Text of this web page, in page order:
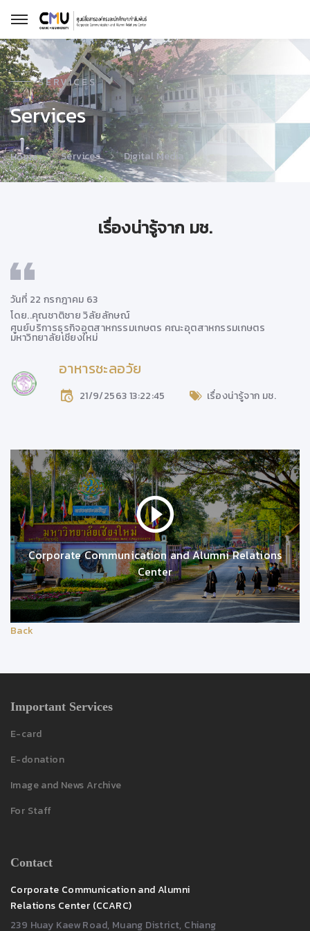
SERVICES
Services
Home Services Digital Media
เรื่องน่ารู้จาก มช.
วันที่ 22 กรกฎาคม 63
โดย..คุณชาติชาย วิลัยลักษณ์
ศูนย์บริการธุรกิจอุตสาหกรรมเกษตร คณะอุตสาหกรรมเกษตร
มหาวิทยาลัยเชียงใหม่
อาหารชะลอวัย
21/9/2563 13:22:45 เรื่องน่ารู้จาก มช.
Corporate Communication and Alumni Relations
Center
Back
Important Services
E-card
E-donation
Image and News Archive
For Staff
Contact
Corporate Communication and Alumni
Relations Center (CCARC)
239 Huay Kaew Road, Muang District, Chiang